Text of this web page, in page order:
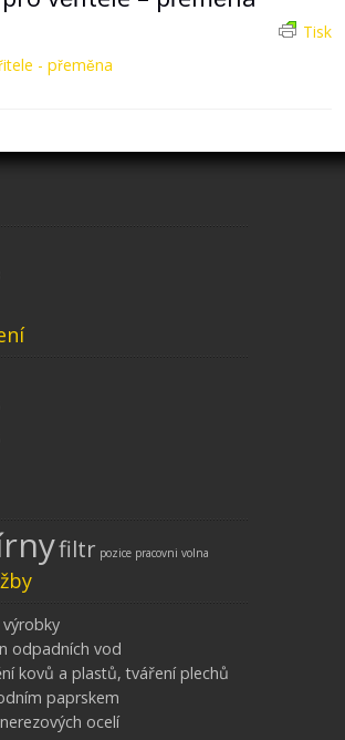
Tisk
- přeměna
filtr pozice pracovni volna
odpadních vod
kovů a plastů, tváření plechů
paprskem
ocelí